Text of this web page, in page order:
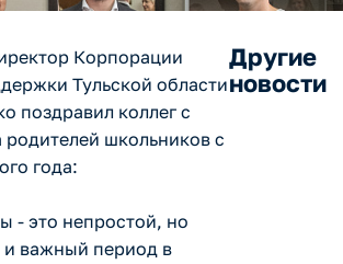
Корпорации
Тульской области
поздравил коллег с
школьников с
года:
- это непростой, но
и важный период в
Другие
новости